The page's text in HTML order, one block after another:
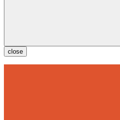
close